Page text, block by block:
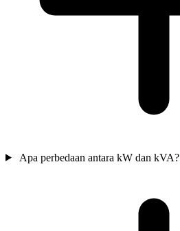
Apa perbedaan antara kW dan kVA?